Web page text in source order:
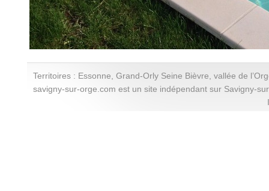
Territoires : Essonne, Grand-Orly Seine Bièvre, vallée de
savigny-sur-orge.com est un site indépendant sur Savigny-